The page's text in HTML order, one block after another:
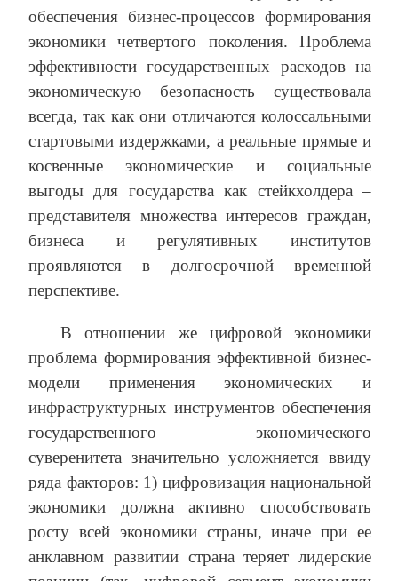
обеспечения бизнес-процессов формирования
экономики четвертого поколения. Проблема
эффективности государственных расходов на
экономическую безопасность существовала
всегда, так как они отличаются колоссальными
стартовыми издержками, а реальные прямые и
косвенные экономические и социальные
выгоды для государства как стейкхолдера –
представителя множества интересов граждан,
бизнеса и регулятивных институтов
проявляются в долгосрочной временной
перспективе.
В отношении же цифровой экономики
проблема формирования эффективной бизнес-
модели применения экономических и
инфраструктурных инструментов обеспечения
государственного экономического
суверенитета значительно усложняется ввиду
ряда факторов: 1) цифровизация национальной
экономики должна активно способствовать
росту всей экономики страны, иначе при ее
анклавном развитии страна теряет лидерские